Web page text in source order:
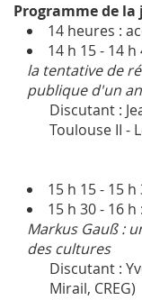
Programme de la
14 heures :
14 h 15 - 14
la tentative de
publique d'un
Discutant :
Toulouse II -
15 h 15 - 15 h
15 h 30 - 16
Markus Gauß :
des cultures
Discutant :
Mirail, CREG)